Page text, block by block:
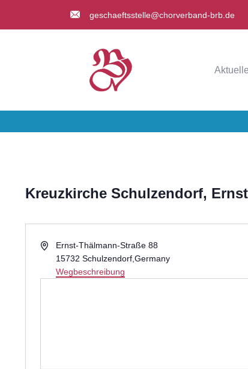
geschaeftsstelle@chorverband-brb.de
Kreuzkirche Schulzendorf,
AdresseErnst-Thälmann-Straße 88
15732 Schulzendorf, Germany
Wegbeschreibung